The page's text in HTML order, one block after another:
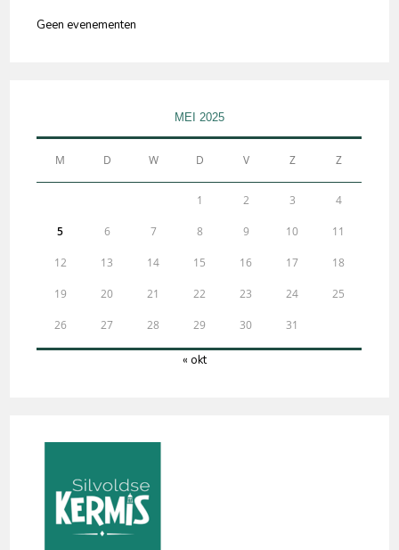
Geen evenementen
MEI 2025
M D W D V Z Z
1 2 3 4
5 6 7 8 9 10 11
12 13 14 15 16 17 18
19 20 21 22 23 24 25
26 27 28 29 30 31
« okt